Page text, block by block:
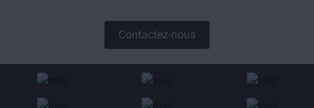
Contactez-nous